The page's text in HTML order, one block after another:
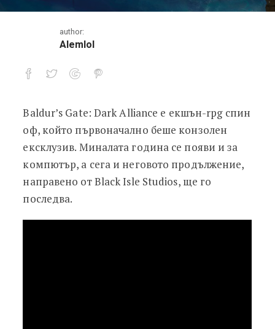
author:
Alemlol
Baldur’s Gate: Dark Alliance 2 идва за
Baldur’s Gate: Dark Alliance е екшън-rpg спин
оф, който първоначално беше конзолен
ексклузив. Миналата година се появи и за
компютър, а сега и неговото продължение,
направено от Black Isle Studios, ще го
последва.